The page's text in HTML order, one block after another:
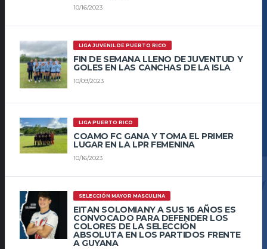
10/16/2023
LIGA JUVENIL DE PUERTO RICO
FIN DE SEMANA LLENO DE JUVENTUD Y
GOLES EN LAS CANCHAS DE LA ISLA
10/09/2023
LIGA PUERTO RICO
COAMO FC GANA Y TOMA EL PRIMER
LUGAR EN LA LPR FEMENINA
10/16/2023
SELECCIÓN MAYOR MASCULINA
EITAN SOLOMIANY A SUS 16 AÑOS ES
CONVOCADO PARA DEFENDER LOS
COLORES DE LA SELECCIÓN
ABSOLUTA EN LOS PARTIDOS FRENTE
A GUYANA